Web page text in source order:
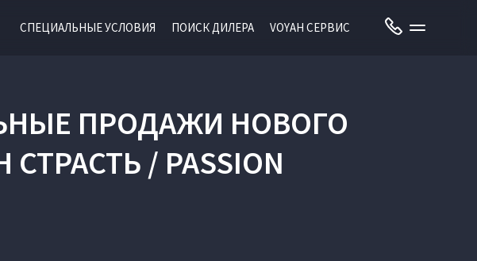
СПЕЦИАЛЬНЫЕ УСЛОВИЯ ПОИСК ДИЛЕРА VOYAH СЕРВИС
ПРОДАЖИ НОВОГО
/ PASSION